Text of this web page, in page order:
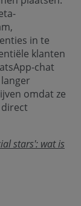
in te
klanten
chat
omdat ze
stars': wat is